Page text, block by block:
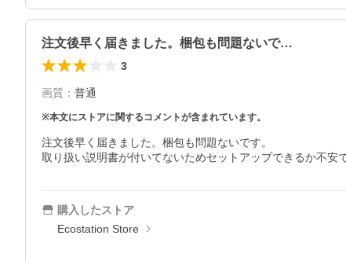
注文後早く届きました。梱包も問題ないで…
3
画質 ： 普通
※本文にストアに関するコメントが含まれています。
注文後早く届きました。梱包も問題ないです。
取り扱い説明書が付いてないためセットアップできるか不安
購入したストア
Ecostation Store